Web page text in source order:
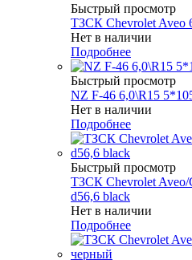
Быстрый просмотр
ТЗСК Chevrolet Aveo
Нет в наличии
Подробнее
Быстрый просмотр
NZ F-46 6,0\R15
Нет в наличии
Подробнее
Быстрый просмотр
ТЗСК Chevrolet Aveo/
d56,6 black
Нет в наличии
Подробнее